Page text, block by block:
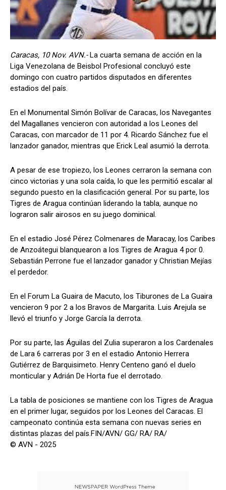
Caracas, 10 Nov. AVN.-La cuarta semana de acción en la
Liga Venezolana de Beisbol Profesional concluyó este
domingo con cuatro partidos disputados en diferentes
estadios del país.
En el Monumental Simón Bolívar de Caracas, los Navegantes
del Magallanes vencieron con autoridad a los Leones del
Caracas, con marcador de 11 por 4. Ricardo Sánchez fue el
lanzador ganador, mientras que Erick Leal asumió la derrota.
A pesar de ese tropiezo, los Leones cerraron la semana con
cinco victorias y una sola caída, lo que les permitió escalar al
segundo puesto en la clasificación general. Por su parte, los
Tigres de Aragua continúan liderando la tabla, aunque no
lograron salir airosos en su juego dominical.
En el estadio José Pérez Colmenares de Maracay, los Caribes
de Anzoátegui blanquearon a los Tigres de Aragua 4 por 0.
Sebastián Perrone fue el lanzador ganador y Christian Mejías
el perdedor.
En el Forum La Guaira de Macuto, los Tiburones de La Guaira
vencieron 9 por 2 a los Bravos de Margarita. Luis Arejula se
llevó el triunfo y Jorge García la derrota.
Por su parte, las Águilas del Zulia superaron a los Cardenales
de Lara 6 carreras por 3 en el estadio Antonio Herrera
Gutiérrez de Barquisimeto. Henry Centeno ganó el duelo
monticular y Adrián De Horta fue el derrotado.
La tabla de posiciones se mantiene con los Tigres de Aragua
en el primer lugar, seguidos por los Leones del Caracas. El
campeonato continúa esta semana con nuevas series en
distintas plazas del país.FIN/AVN/ GG/ RA/ RA/
© AVN - 2025